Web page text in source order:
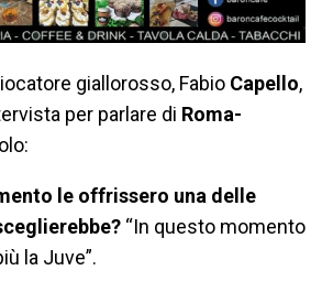
giallorosso, Fabio Capello,
per parlare di Roma-
le offrissero una delle
“In questo momento
la Juve”.